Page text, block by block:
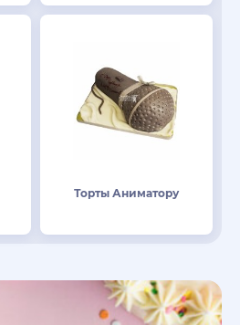
Торты Аниматору